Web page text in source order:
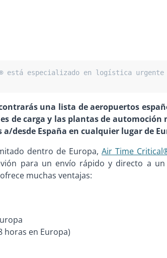
está especializado en logística
una lista de aeropuertos
de carga y las plantas de automoción
desde España en cualquier lugar de
dentro de Europa, Air Time
para un envío rápido y directo a un
muchas ventajas:
horas en Europa)